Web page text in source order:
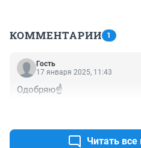
КОММЕНТАРИИ 1
Гость
17 января 2025, 11:43
Одобряю☝️
Читать